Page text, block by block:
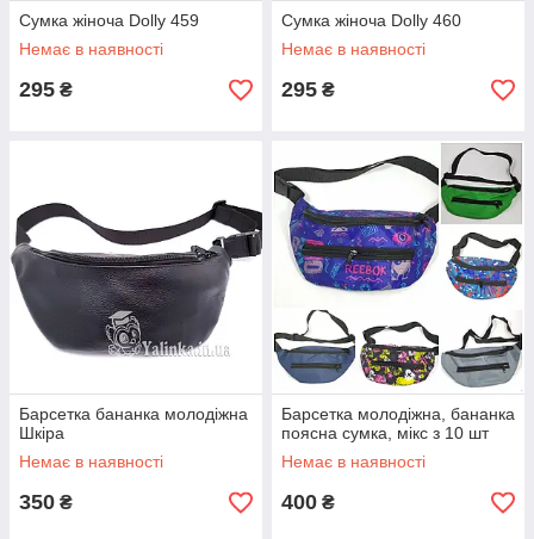
Сумка жіноча Dolly 459
Немає в наявності
295 ₴
Сумка жіноча Dolly 460
Немає в наявності
295 ₴
Барсетка бананка молодіжна
Шкіра
Немає в наявності
350 ₴
Барсетка молодіжна, бананка
поясна сумка, мікс з 10 шт
Немає в наявності
400 ₴